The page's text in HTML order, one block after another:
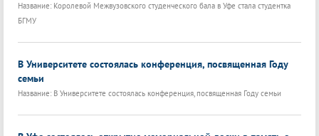
Название: Королевой Межвузовского студенческого бала в Уфе стала студентка
БГМУ
В Университете состоялась конференция, посвященная Году
семьи
Название: В Университете состоялась конференция, посвященная Году семьи